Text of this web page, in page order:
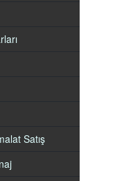
Satış